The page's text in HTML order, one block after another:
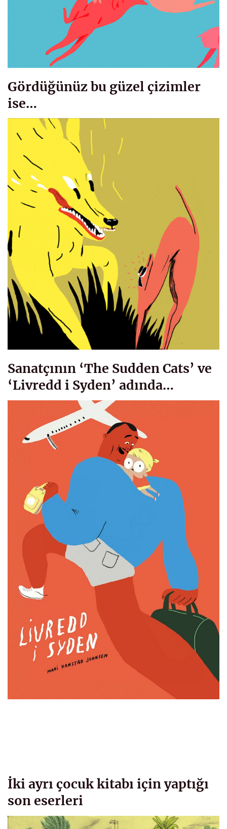
Gördüğünüz bu güzel çizimler
ise…
Sanatçının ‘The Sudden Cats’ ve
‘Livredd i Syden’ adında…
İki ayrı çocuk kitabı için yaptığı
son eserleri